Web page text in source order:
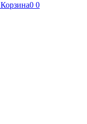
Корзина0 0